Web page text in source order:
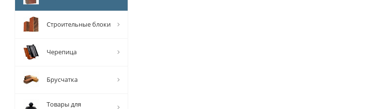
Строительные блоки
Черепица
Брусчатка
Товары для